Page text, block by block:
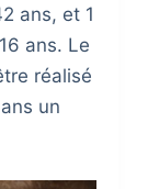
ans, et 1
ans. Le
réalisé
un